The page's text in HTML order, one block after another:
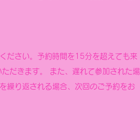
ださい。予約時間を15分を超えても来
だきます。 また、遅れて参加された場
繰り返される場合、次回のご予約をお